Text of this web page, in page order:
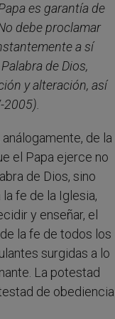
es garantía de
debe proclamar
a sí
de Dios,
y alteración, así
análogamente, de la
el Papa ejerce no
de Dios, sino
fe de la Iglesia,
y enseñar, el
la fe de todos los
surgidas a lo
La potestad
de obediencia